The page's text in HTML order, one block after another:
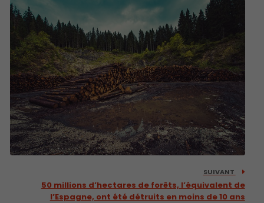
SUIVANT
50 millions d’hectares de forêts, l’équivalent de
l’Espagne, ont été détruits en moins de 10 ans